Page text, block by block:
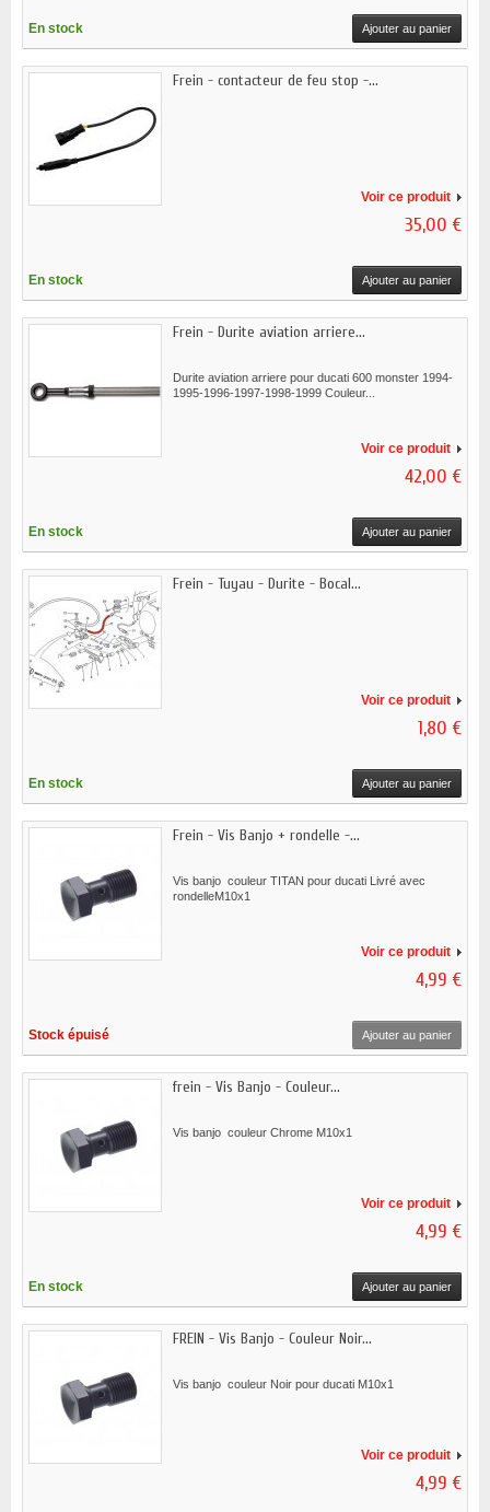
En stock Ajouter au panier
Frein - contacteur de feu stop -...
Voir ce produit
35,00 €
En stock Ajouter au panier
Frein - Durite aviation arriere...
Durite aviation arriere pour ducati 600 monster 1994-
1995-1996-1997-1998-1999 Couleur...
Voir ce produit
42,00 €
En stock Ajouter au panier
Frein - Tuyau - Durite - Bocal...
Voir ce produit
1,80 €
En stock Ajouter au panier
Frein - Vis Banjo + rondelle -...
Vis banjo couleur TITAN pour ducati Livré avec
rondelleM10x1
Voir ce produit
4,99 €
Stock épuisé Ajouter au panier
frein - Vis Banjo - Couleur...
Vis banjo couleur Chrome M10x1
Voir ce produit
4,99 €
En stock Ajouter au panier
FREIN - Vis Banjo - Couleur Noir...
Vis banjo couleur Noir pour ducati M10x1
Voir ce produit
4,99 €